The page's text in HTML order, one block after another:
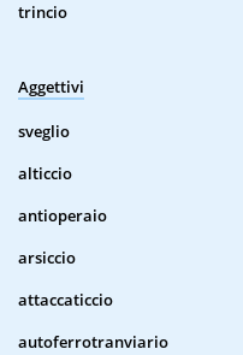
trincio
Aggettivi
sveglio
alticcio
antioperaio
arsiccio
attaccaticcio
autoferrotranviario